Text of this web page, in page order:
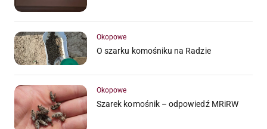
Okopowe
O szarku komośniku na Radzie
Okopowe
Szarek komośnik – odpowiedź MRiRW